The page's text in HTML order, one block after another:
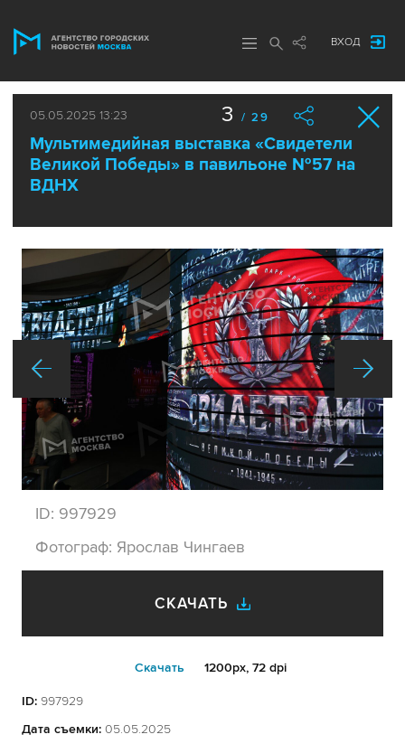
ВХОД
05.05.2025 13:23
Мультимедийная выставка «Свидетели
Великой Победы» в павильоне №57 на
ВДНХ
3 / 29
ID: 997929
Фотограф: Ярослав Чингаев
СКАЧАТЬ
Cкачать 1200px, 72 dpi
ID: 997929
Дата съемки: 05.05.2025